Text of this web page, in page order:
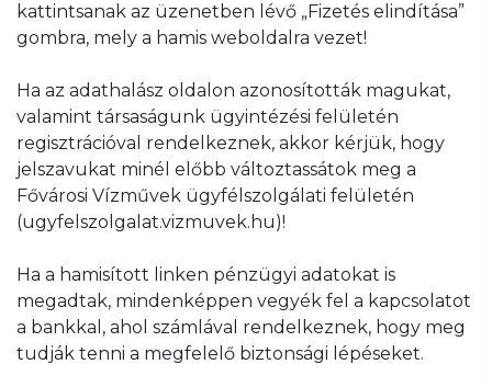
kattintsanak az üzenetben lévő „Fizetés elindítása”
gombra, mely a hamis weboldalra vezet!
Ha az adathalász oldalon azonosították magukat,
valamint társaságunk ügyintézési felületén
regisztrációval rendelkeznek, akkor kérjük, hogy
jelszavukat minél előbb változtassátok meg a
Fővárosi Vízművek ügyfélszolgálati felületén
(ugyfelszolgalat.vizmuvek.hu)!
Ha a hamisított linken pénzügyi adatokat is
megadtak, mindenképpen vegyék fel a kapcsolatot
a bankkal, ahol számlával rendelkeznek, hogy meg
tudják tenni a megfelelő biztonsági lépéseket.